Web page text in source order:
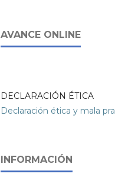
AVANCE ONLINE
DECLARACIÓN ÉTICA
Declaración ética y mala
INFORMACIÓN